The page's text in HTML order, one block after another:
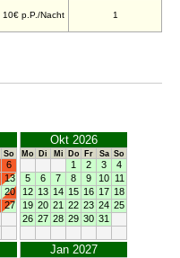
10€ p.P./Nacht 1
So
6
13
20
27
Okt 2026
Mo Di Mi Do Fr Sa So
1 2 3
4
5
6 7 8 9 10 11
12 13 14 15 16 17 18
19 20 21 22 23 24 25
26 27 28 29 30 31
Jan 2027